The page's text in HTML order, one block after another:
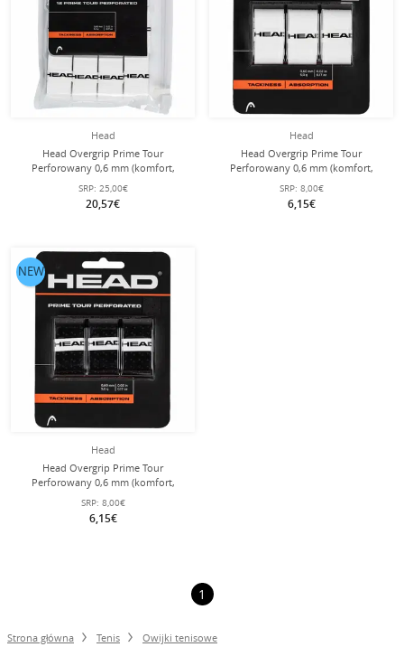
Head
Head Overgrip Prime Tour
Perforowany 0,6 mm (komfort,
chwytność) biały 12 sztuk w
opakowaniu.
SRP: 25,00€
20,57€
Head
Head Overgrip Prime Tour
Perforowany 0,6 mm (komfort,
chwytność) biały 3 szt.
SRP: 8,00€
6,15€
Head
Head Overgrip Prime Tour
Perforowany 0,6 mm (komfort,
chwytność) czarny 3 szt.
SRP: 8,00€
6,15€
NEW
1
Strona główna Tenis Owijki tenisowe